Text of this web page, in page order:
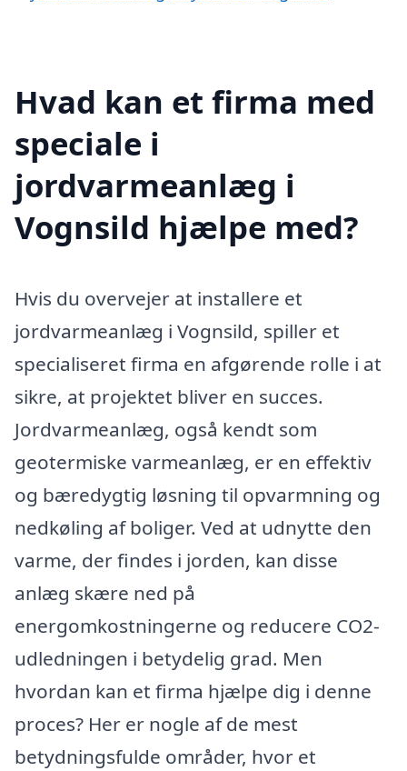
Hvad kan et firma med
speciale i
jordvarmeanlæg i
Vognsild hjælpe med?
Hvis du overvejer at installere et
jordvarmeanlæg i Vognsild, spiller et
specialiseret firma en afgørende rolle i at
sikre, at projektet bliver en succes.
Jordvarmeanlæg, også kendt som
geotermiske varmeanlæg, er en effektiv
og bæredygtig løsning til opvarmning og
nedkøling af boliger. Ved at udnytte den
varme, der findes i jorden, kan disse
anlæg skære ned på
energomkostningerne og reducere CO2-
udledningen i betydelig grad. Men
hvordan kan et firma hjælpe dig i denne
proces? Her er nogle af de mest
betydningsfulde områder, hvor et